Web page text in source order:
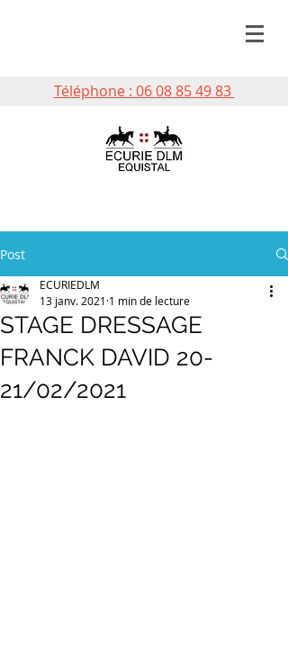
Téléphone : 06 08 85 49 83
Post
STAGE DRESSAGE
FRANCK DAVID 20-
21/02/2021
ECURIEDLM
13 janv. 2021 1 min de lecture